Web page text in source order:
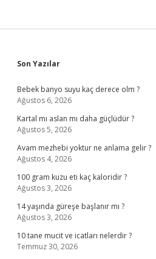
Sidebar
Son Yazılar
Bebek banyo suyu kaç derece olm ?
Ağustos 6, 2026
Kartal mı aslan mı daha güçlüdür ?
Ağustos 5, 2026
Avam mezhebi yoktur ne anlama gelir ?
Ağustos 4, 2026
100 gram kuzu eti kaç kaloridir ?
Ağustos 3, 2026
14 yaşında güreşe başlanır mı ?
Ağustos 3, 2026
10 tane mucit ve icatları nelerdir ?
Temmuz 30, 2026